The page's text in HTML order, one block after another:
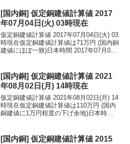
[国内銅] 仮定銅建値計算値 2017
年07月04日(火) 03時現在
仮定銅建値計算値 2017年07月04日(火) 03
時現在仮定銅建値計算値は71万円 (国内銅
建値にほぼ一致)日本時間 2017年07月04
円...
[国内銅] 仮定銅建値計算値 2021
年08月02日(月) 14時現在
仮定銅建値計算値 2021年08月02日(月) 14
時現在仮定銅建値計算値は110万円 (国内
銅建値に1万円程度の下げ余地)日本時間
民元：...
[国内銅] 仮定銅建値計算値 2015